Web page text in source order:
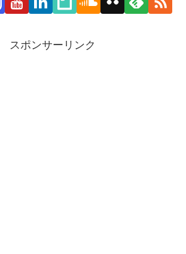
スポンサーリンク